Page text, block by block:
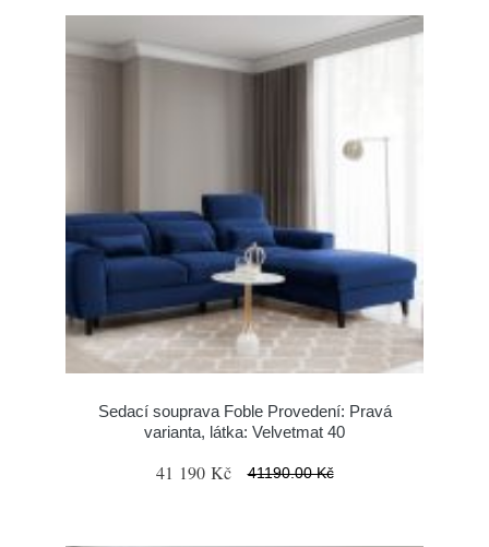
Sedací souprava Foble Provedení: Pravá
varianta, látka: Velvetmat 40
41 190 Kč 41190.00 Kč